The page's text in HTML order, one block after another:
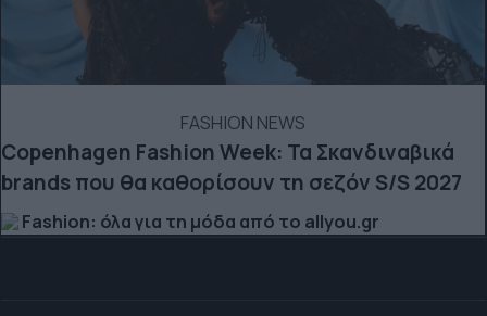
FASHION NEWS
Copenhagen Fashion Week: Τα Σκανδιναβικά
brands που θα καθορίσουν τη σεζόν S/S 2027
Fashion: όλα για τη μόδα από το allyou.gr